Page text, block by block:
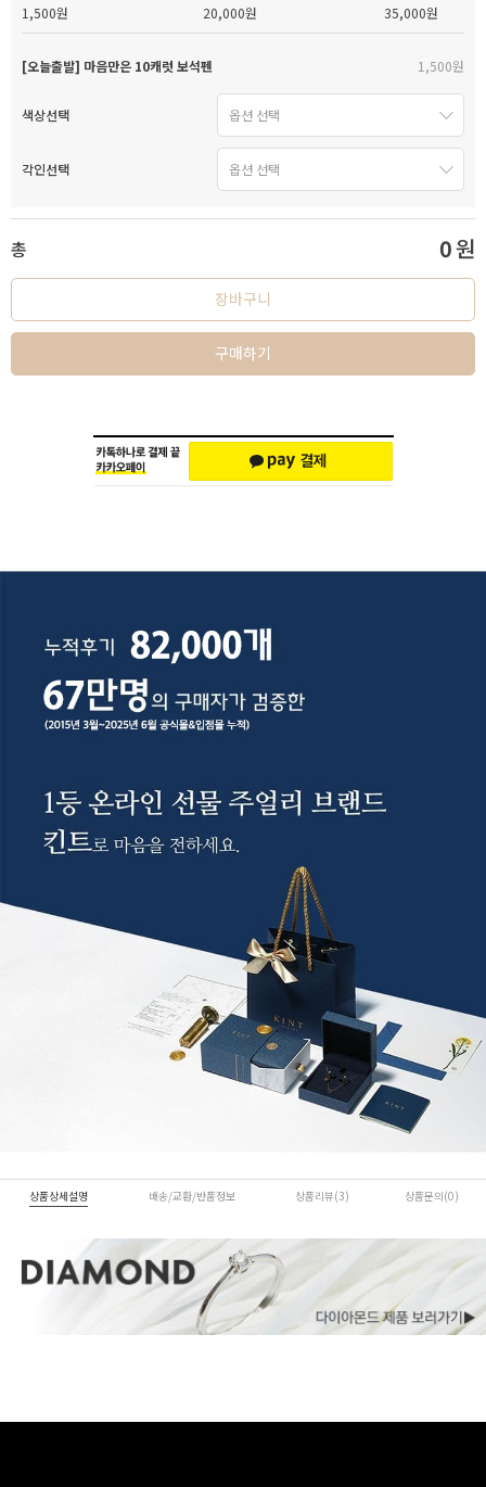
1,500원 20,000원 35,000원
[오늘출발] 마음만은 10캐럿 보석펜 1,500원
색상선택
각인선택
총 0원
장바구니
구매하기
상품상세설명 배송/교환/반품정보 상품리뷰(3) 상품문의(0)